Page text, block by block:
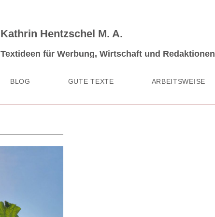
Kathrin Hentzschel M. A.
Textideen für Werbung, Wirtschaft und Redaktionen
BLOG GUTE TEXTE ARBEITSWEISE